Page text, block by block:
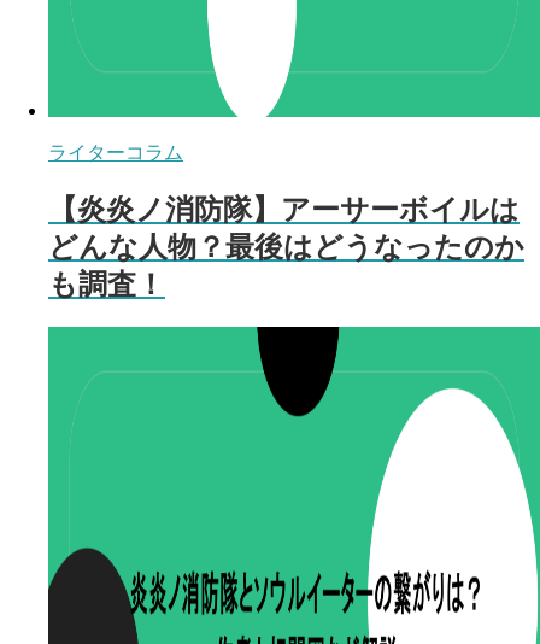
ライターコラム
【炎炎ノ消防隊】アーサーボイルは
どんな人物？最後はどうなったのか
も調査！